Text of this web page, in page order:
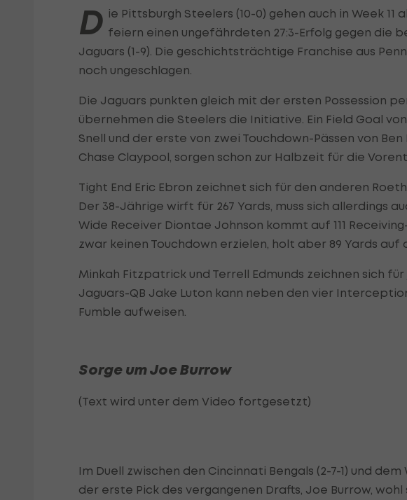
D ie Pittsburgh Steelers (10-0) gehen auch in Week 11
feiern einen ungefährdeten 27:3-Erfolg gegen die
Jaguars (1-9). Die geschichtsträchtige Franchise aus
noch ungeschlagen.
Die Jaguars punkten gleich mit der ersten Possession
übernehmen die Steelers die Initiative. Ein Field Goal
Snell und der erste von zwei Touchdown-Pässen von
Chase Claypool, sorgen schon zur Halbzeit für die
Tight End Eric Ebron zeichnet sich für den anderen
Der 38-Jährige wirft für 267 Yards, muss sich allerdings
Wide Receiver Diontae Johnson kommt auf 111
zwar keinen Touchdown erzielen, holt aber 89 Yards auf
Minkah Fitzpatrick und Terrell Edmunds zeichnen sich
Jaguars-QB Jake Luton kann neben den vier
Fumble aufweisen.
Sorge um Joe Burrow
(Text wird unter dem Video fortgesetzt)
Im Duell zwischen den Cincinnati Bengals (2-7-1) und
der erste Pick des vergangenen Drafts, Joe Burrow,